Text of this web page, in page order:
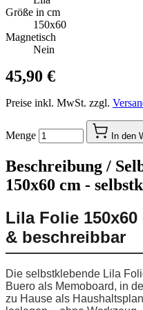
Größe in cm
150x60
Magnetisch
Nein
45,90 €
Preise inkl. MwSt. zzgl.
Menge In den
Beschreibung /
150x60 cm -
Lila Folie
& beschreibbar
Die selbstklebende Lila
Buero als Memoboard, in
zu Hause als